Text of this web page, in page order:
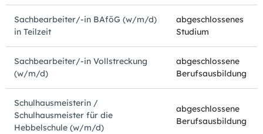
Sachbearbeiter/-in BAföG (w/m/d)
in Teilzeit
abgeschlossenes
Studium
Sachbearbeiter/-in Vollstreckung
(w/m/d)
abgeschlossene
Berufsausbildung
Schulhausmeisterin /
Schulhausmeister für die
Hebbelschule (w/m/d)
abgeschlossene
Berufsausbildung